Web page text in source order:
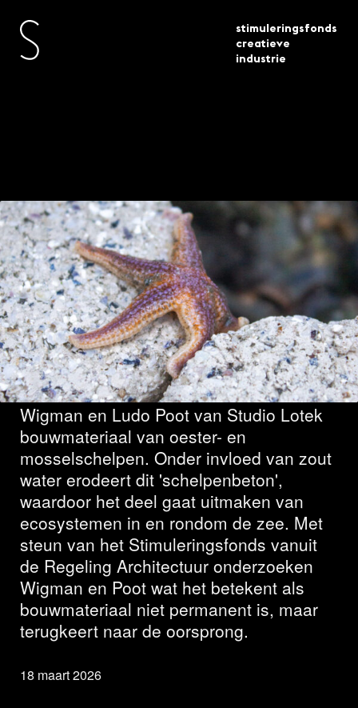
stimuleringsfonds
creatieve
industrie
actueel projecten studio lotek erosie als
ontwerpprincipe
Studio Lotek: erosie
als ontwerpprincipe
Onder de naam Seacrete maken Lotte
Wigman en Ludo Poot van Studio Lotek
bouwmateriaal van oester- en
mosselschelpen. Onder invloed van zout
water erodeert dit 'schelpenbeton',
waardoor het deel gaat uitmaken van
ecosystemen in en rondom de zee. Met
steun van het Stimuleringsfonds vanuit
de Regeling Architectuur onderzoeken
Wigman en Poot wat het betekent als
bouwmateriaal niet permanent is, maar
terugkeert naar de oorsprong.
18 maart 2026